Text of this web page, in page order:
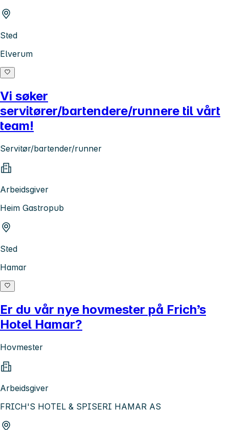
Sted
Elverum
Vi søker
servitører/bartendere/runnere til vårt
team!
Servitør/bartender/runner
Arbeidsgiver
Heim Gastropub
Sted
Hamar
Er du vår nye hovmester på Frich’s
Hotel Hamar?
Hovmester
Arbeidsgiver
FRICH'S HOTEL & SPISERI HAMAR AS